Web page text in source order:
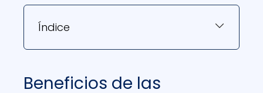
Índice
Beneficios de las